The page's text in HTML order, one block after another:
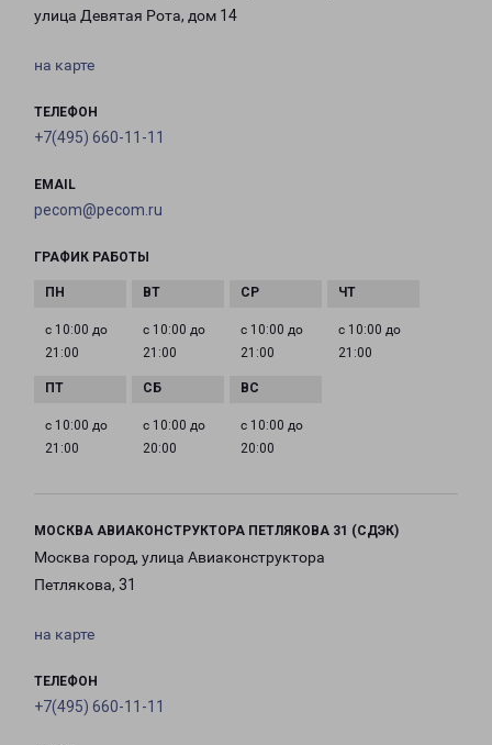
улица Девятая Рота, дом 14
на карте
ТЕЛЕФОН
+7(495) 660-11-11
EMAIL
pecom@pecom.ru
ГРАФИК РАБОТЫ
с 10:00 до
21:00
с 10:00 до
21:00
с 10:00 до
21:00
с 10:00 до
21:00
с 10:00 до
21:00
с 10:00 до
20:00
с 10:00 до
20:00
МОСКВА АВИАКОНСТРУКТОРА ПЕТЛЯКОВА 31 (СДЭК)
Москва город, улица Авиаконструктора
Петлякова, 31
на карте
ТЕЛЕФОН
+7(495) 660-11-11